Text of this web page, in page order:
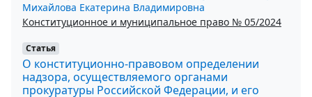
Михайлова Екатерина Владимировна
Конституционное и муниципальное право № 05/2024
Статья
О конституционно-правовом определении
надзора, осуществляемого органами
прокуратуры Российской Федерации, и его